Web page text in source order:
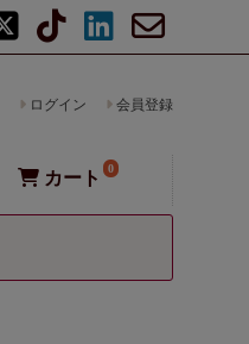
ログイン 会員登録
カート 0